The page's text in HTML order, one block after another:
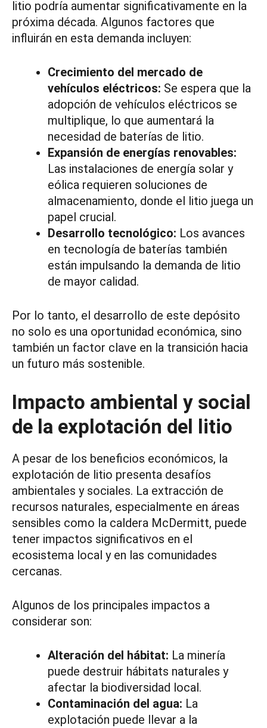
litio podría aumentar significativamente en la
próxima década. Algunos factores que
influirán en esta demanda incluyen:
Crecimiento del mercado de
vehículos eléctricos: Se espera que la
adopción de vehículos eléctricos se
multiplique, lo que aumentará la
necesidad de baterías de litio.
Expansión de energías renovables:
Las instalaciones de energía solar y
eólica requieren soluciones de
almacenamiento, donde el litio juega un
papel crucial.
Desarrollo tecnológico: Los avances
en tecnología de baterías también
están impulsando la demanda de litio
de mayor calidad.
Por lo tanto, el desarrollo de este depósito
no solo es una oportunidad económica, sino
también un factor clave en la transición hacia
un futuro más sostenible.
Impacto ambiental y social
de la explotación del litio
A pesar de los beneficios económicos, la
explotación de litio presenta desafíos
ambientales y sociales. La extracción de
recursos naturales, especialmente en áreas
sensibles como la caldera McDermitt, puede
tener impactos significativos en el
ecosistema local y en las comunidades
cercanas.
Algunos de los principales impactos a
considerar son:
Alteración del hábitat: La minería
puede destruir hábitats naturales y
afectar la biodiversidad local.
Contaminación del agua: La
explotación puede llevar a la